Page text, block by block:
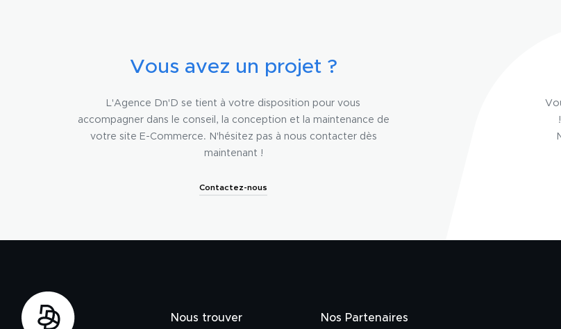
Vous avez un projet ?
L'Agence Dn'D se tient à votre disposition pour vous
accompagner dans le conseil, la conception et la maintenance de
votre site E-Commerce. N'hésitez pas à nous contacter dès
maintenant !
Contactez-nous
Nous trouver Nos Partenaires